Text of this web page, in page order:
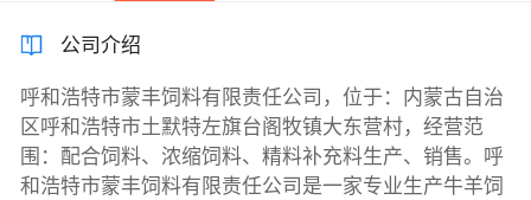
公司介绍
呼和浩特市蒙丰饲料有限责任公司，位于：内蒙古自治
区呼和浩特市土默特左旗台阁牧镇大东营村，经营范
围：配合饲料、浓缩饲料、精料补充料生产、销售。呼
和浩特市蒙丰饲料有限责任公司是一家专业生产牛羊饲